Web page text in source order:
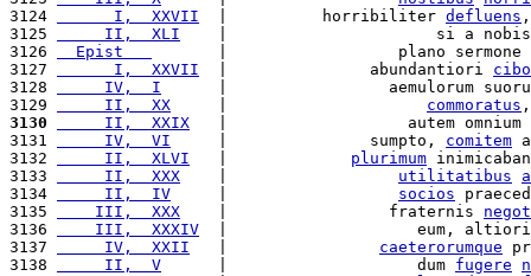
3124
      I,  XXVII
  |          horribiliter
defluens
3125
     II,  XLI
|                      si a
3126
  Epist
|                  plano
3127
      I,  XXVII
  |               abundantiori
cibo
3128
     IV,  I
|                 aemulorum
3129
     II,  XX
commoratus
3130
     II,  XXIX
|                   autem
3131
     IV,  VI
     |               sumpto,
comitem
3132
     II,  XLVI
plurimum
3133
     II,  XXX
utilitatibus
3134
     II,  IV
socios
3135
    III,  XXX
    |                 fraternis
3136
    III,  XXXIV
|                    eum,
3137
     IV,  XXII
caeterorumque
3138
     II,  V
      |                    dum
fugere